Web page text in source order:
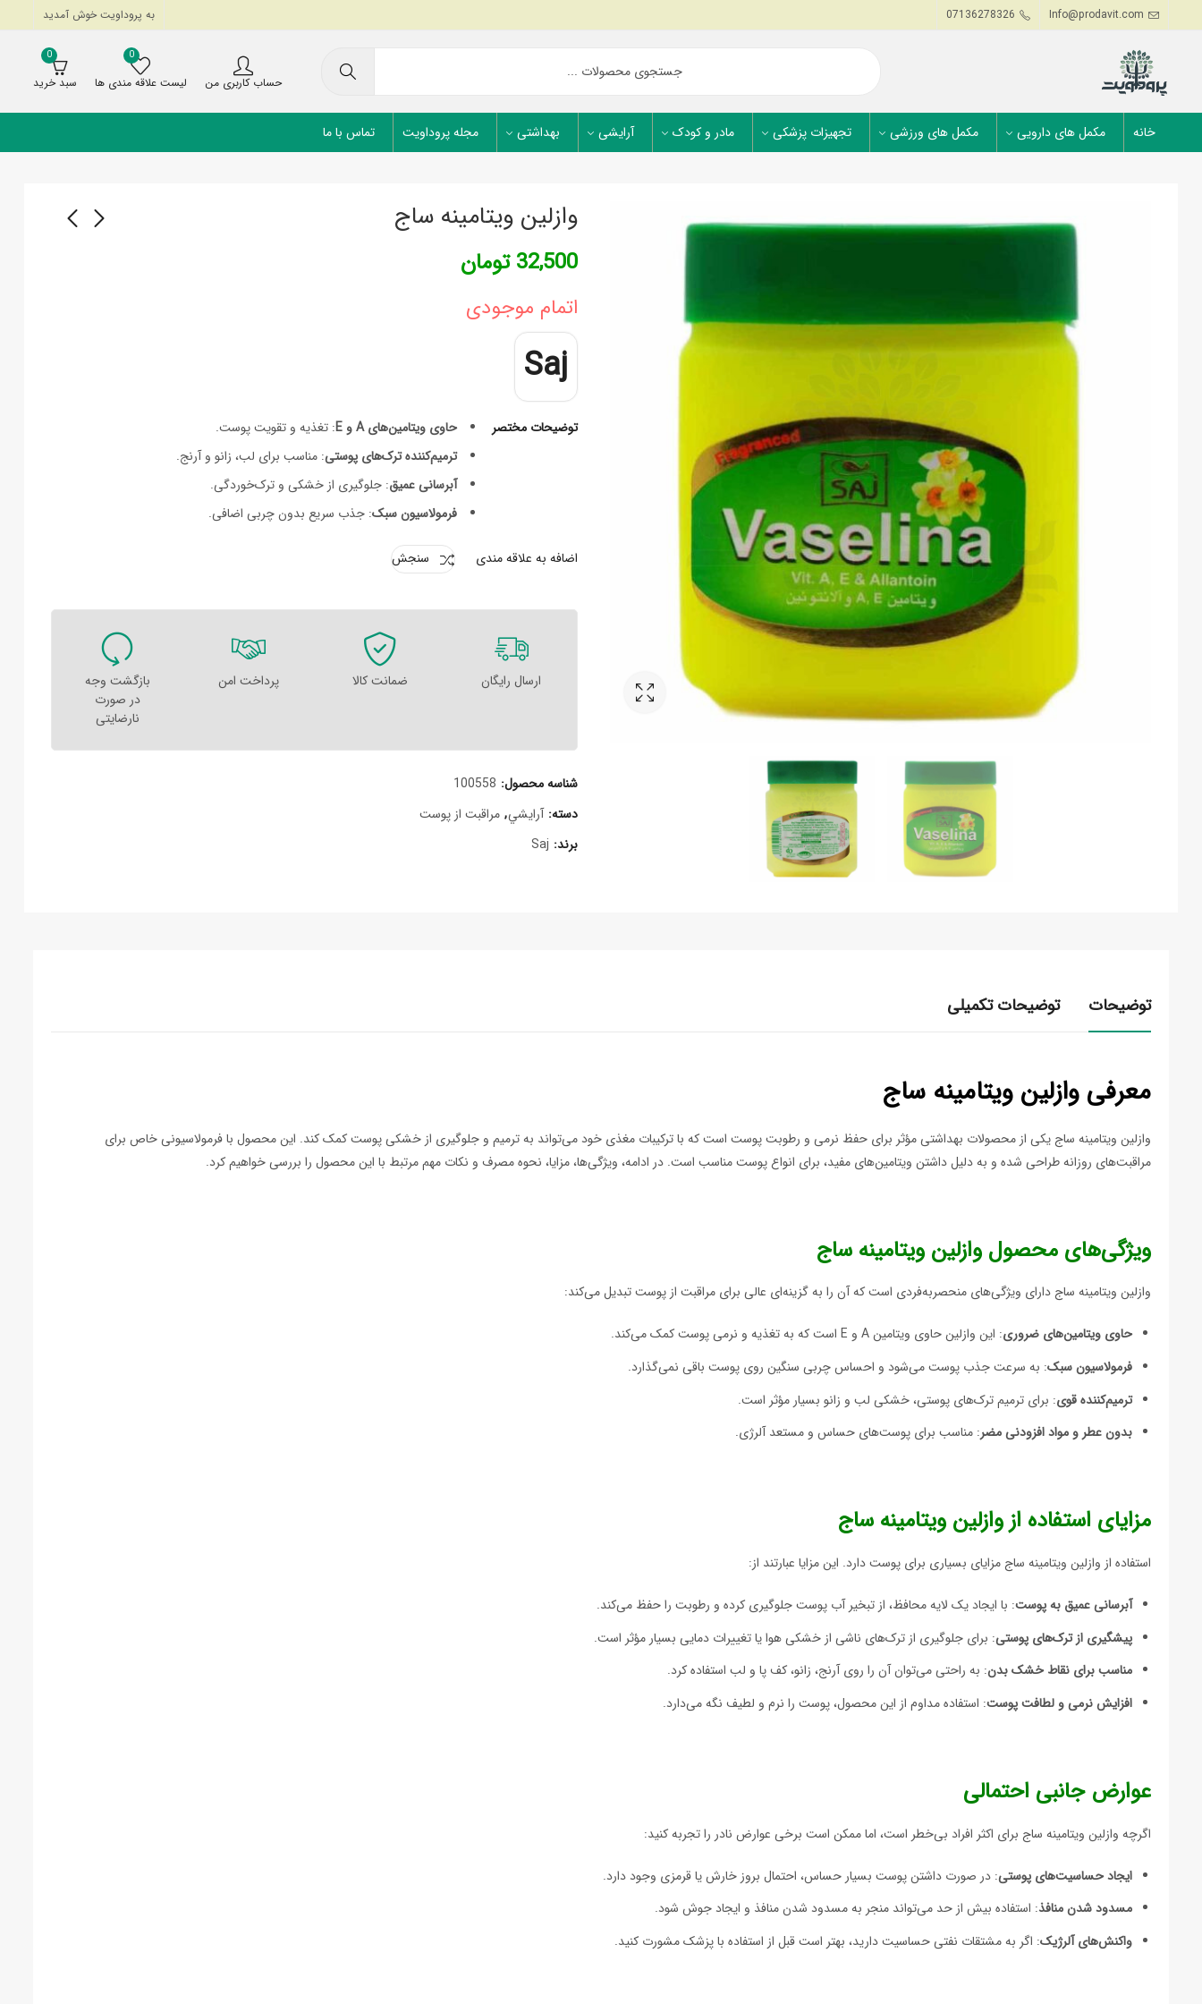
Info@prodavit.com
07136278326 به پروداویت خوش آمدید
حساب کاربری من
0
لیست علاقه مندی ها
0
سبد خرید
خانه مکمل های دارویی مکمل های ورزشی تجهیزات پزشکی مادر و کودک آرایشی بهداشتی مجله پروداویت تماس با ما
وازلین ویتامینه ساج
32,500 تومان
اتمام موجودی
Saj
توضیحات مختصر حاوی ویتامین‌های A و E
: تغذیه و تقویت پوست.
ترمیم‌کننده ترک‌های پوستی: مناسب برای لب، زانو و آرنج.
آبرسانی عمیق: جلوگیری از خشکی و ترک‌خوردگی.
فرمولاسیون سبک: جذب سریع بدون چربی اضافی.
اضافه به علاقه مندی سنجش
ارسال رایگان ضمانت کالا پرداخت امن
بازگشت وجه
در صورت
نارضایتی
شناسه محصول: 100558
دسته: آرايشي, مراقبت از پوست
برند: Saj
توضیحات توضیحات تکمیلی
معرفی وازلین ویتامینه ساج
وازلین ویتامینه ساج یکی از محصولات بهداشتی مؤثر برای حفظ نرمی و رطوبت پوست است که با ترکیبات مغذی خود می‌تواند به ترمیم و جلوگیری از خشکی پوست کمک کند. این محصول با فرمولاسیونی خاص برای
مراقبت‌های روزانه طراحی شده و به دلیل داشتن ویتامین‌های مفید، برای انواع پوست مناسب است. در ادامه، ویژگی‌ها، مزایا، نحوه مصرف و نکات مهم مرتبط با این محصول را بررسی خواهیم کرد.
ویژگی‌های محصول وازلین ویتامینه ساج
وازلین ویتامینه ساج دارای ویژگی‌های منحصربه‌فردی است که آن را به گزینه‌ای عالی برای مراقبت از پوست تبدیل می‌کند:
حاوی ویتامین‌های ضروری: این وازلین حاوی ویتامین A و E است که به تغذیه و نرمی پوست کمک می‌کند.
فرمولاسیون سبک: به سرعت جذب پوست می‌شود و احساس چربی سنگین روی پوست باقی نمی‌گذارد.
ترمیم‌کننده قوی: برای ترمیم ترک‌های پوستی، خشکی لب و زانو بسیار مؤثر است.
بدون عطر و مواد افزودنی مضر: مناسب برای پوست‌های حساس و مستعد آلرژی.
مزایای استفاده از وازلین ویتامینه ساج
استفاده از وازلین ویتامینه ساج مزایای بسیاری برای پوست دارد. این مزایا عبارتند از:
آبرسانی عمیق به پوست: با ایجاد یک لایه محافظ، از تبخیر آب پوست جلوگیری کرده و رطوبت را حفظ می‌کند.
پیشگیری از ترک‌های پوستی: برای جلوگیری از ترک‌های ناشی از خشکی هوا یا تغییرات دمایی بسیار مؤثر است.
مناسب برای نقاط خشک بدن: به راحتی می‌توان آن را روی آرنج، زانو، کف پا و لب استفاده کرد.
افزایش نرمی و لطافت پوست: استفاده مداوم از این محصول، پوست را نرم و لطیف نگه می‌دارد.
عوارض جانبی احتمالی
اگرچه وازلین ویتامینه ساج برای اکثر افراد بی‌خطر است، اما ممکن است برخی عوارض نادر را تجربه کنید:
ایجاد حساسیت‌های پوستی: در صورت داشتن پوست بسیار حساس، احتمال بروز خارش یا قرمزی وجود دارد.
مسدود شدن منافذ: استفاده بیش از حد می‌تواند منجر به مسدود شدن منافذ و ایجاد جوش شود.
واکنش‌های آلرژیک: اگر به مشتقات نفتی حساسیت دارید، بهتر است قبل از استفاده با پزشک مشورت کنید.